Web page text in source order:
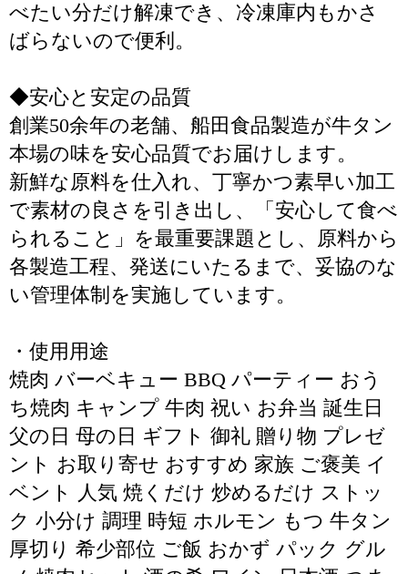
べたい分だけ解凍でき、冷凍庫内もかさ
ばらないので便利。
◆安心と安定の品質
創業50余年の老舗、船田食品製造が牛タン
本場の味を安心品質でお届けします。
新鮮な原料を仕入れ、丁寧かつ素早い加工
で素材の良さを引き出し、「安心して食べ
られること」を最重要課題とし、原料から
各製造工程、発送にいたるまで、妥協のな
い管理体制を実施しています。
・使用用途
焼肉 バーベキュー BBQ パーティー おう
ち焼肉 キャンプ 牛肉 祝い お弁当 誕生日
父の日 母の日 ギフト 御礼 贈り物 プレゼ
ント お取り寄せ おすすめ 家族 ご褒美 イ
ベント 人気 焼くだけ 炒めるだけ ストッ
ク 小分け 調理 時短 ホルモン もつ 牛タン
厚切り 希少部位 ご飯 おかず パック グル